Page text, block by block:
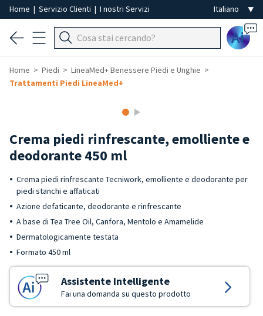
Home | Servizio Clienti | I nostri Servizi
Ai
Home Piedi
LineaMed+ Benessere Piedi e Unghie
Trattamenti Piedi LineaMed+
Crema piedi rinfrescante, emolliente e
deodorante 450 ml
Crema piedi rinfrescante Tecniwork, emolliente e deodorante per
piedi stanchi e affaticati
Azione defaticante, deodorante e rinfrescante
A base di Tea Tree Oil, Canfora, Mentolo e Amamelide
Dermatologicamente testata
Formato 450 ml
Assistente Intelligente
Fai una domanda su questo prodotto